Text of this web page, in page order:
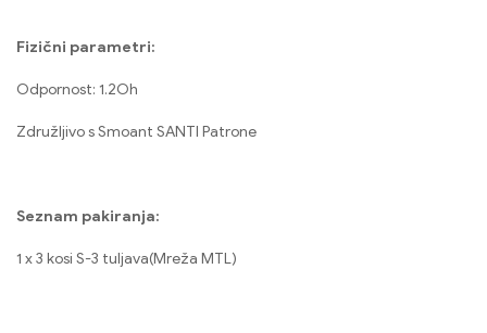
Fizični parametri:
Odpornost: 1.2Oh
Združljivo s Smoant SANTI Patrone
Seznam pakiranja:
1 x 3 kosi S-3 tuljava(Mreža MTL)